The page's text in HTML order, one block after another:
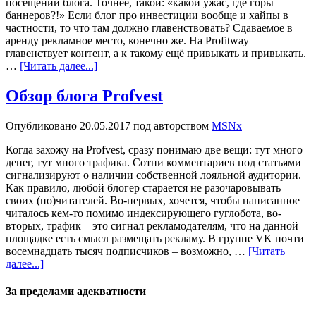
посещении блога. Точнее, такой: «какой ужас, где горы
баннеров?!» Если блог про инвестиции вообще и хайпы в
частности, то что там должно главенствовать? Сдаваемое в
аренду рекламное место, конечно же. На Profitway
главенствует контент, а к такому ещё привыкать и привыкать.
… [Читать далее...]
Обзор блога Profvest
Опубликовано 20.05.2017 под авторством MSNx
Когда захожу на Profvest, сразу понимаю две вещи: тут много
денег, тут много трафика. Сотни комментариев под статьями
сигнализируют о наличии собственной лояльной аудитории.
Как правило, любой блогер старается не разочаровывать
своих (по)читателей. Во-первых, хочется, чтобы написанное
читалось кем-то помимо индексирующего гуглобота, во-
вторых, трафик – это сигнал рекламодателям, что на данной
площадке есть смысл размещать рекламу. В группе VK почти
восемнадцать тысяч подписчиков – возможно, … [Читать
далее...]
За пределами адекватности